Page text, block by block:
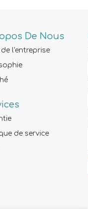
De Nous
de l'entreprise
de service